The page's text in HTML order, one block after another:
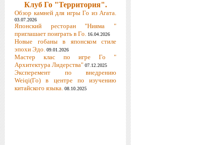
Клуб Го "Территория".
Обзор камней для игры Го из Агата.
03.07.2026
Японский ресторан "Нияма "
приглашает поиграть в Го. 16.04.2026
Новые гобаны в японском стиле
эпохи Эдо. 09.01.2026
Мастер клас по игре Го "
Архитектура Лидерства" 07.12.2025
Эксперемент по внедрению
Weiqi(Го) в центре по изучению
китайского языка. 08.10.2025